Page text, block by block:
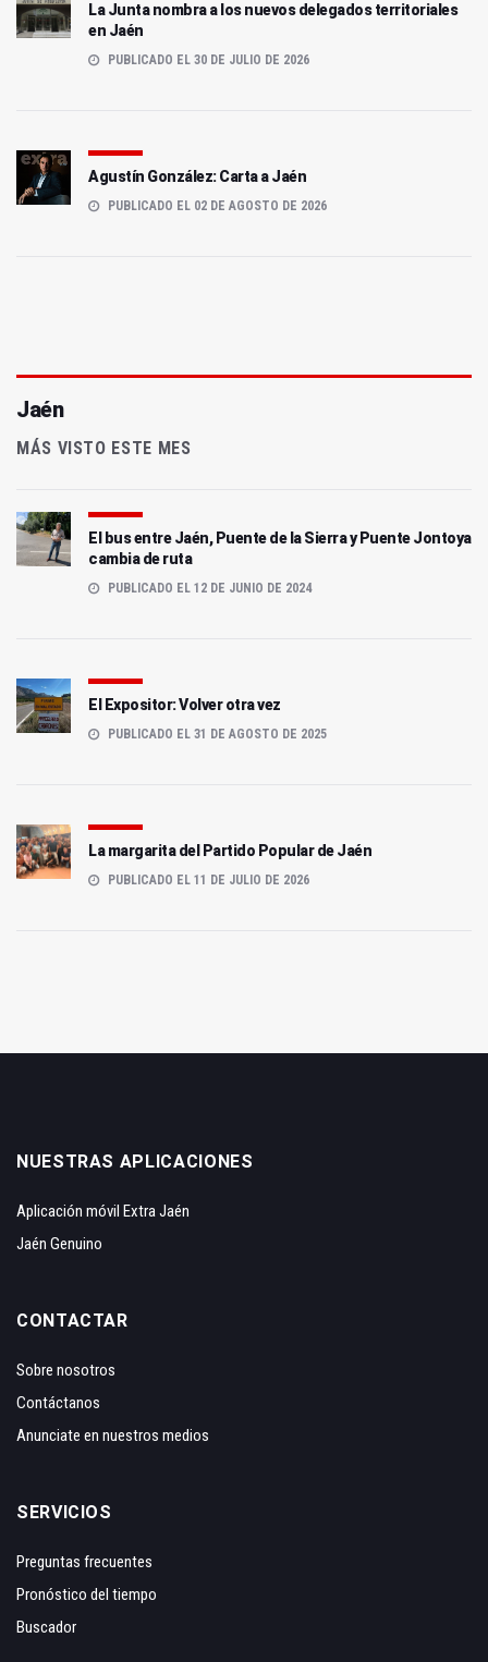
La Junta nombra a los nuevos delegados territoriales
en Jaén
PUBLICADO EL 30 DE JULIO DE 2026
Agustín González: Carta a Jaén
PUBLICADO EL 02 DE AGOSTO DE 2026
Jaén
MÁS VISTO ESTE MES
El bus entre Jaén, Puente de la Sierra y Puente Jontoya
cambia de ruta
PUBLICADO EL 12 DE JUNIO DE 2024
El Expositor: Volver otra vez
PUBLICADO EL 31 DE AGOSTO DE 2025
La margarita del Partido Popular de Jaén
PUBLICADO EL 11 DE JULIO DE 2026
NUESTRAS APLICACIONES
Aplicación móvil Extra Jaén
Jaén Genuino
CONTACTAR
Sobre nosotros
Contáctanos
Anunciate en nuestros medios
SERVICIOS
Preguntas frecuentes
Pronóstico del tiempo
Buscador